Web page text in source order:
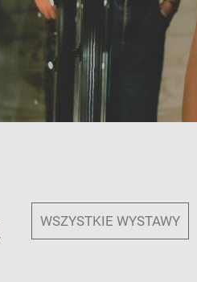
WSZYSTKIE WYSTAWY